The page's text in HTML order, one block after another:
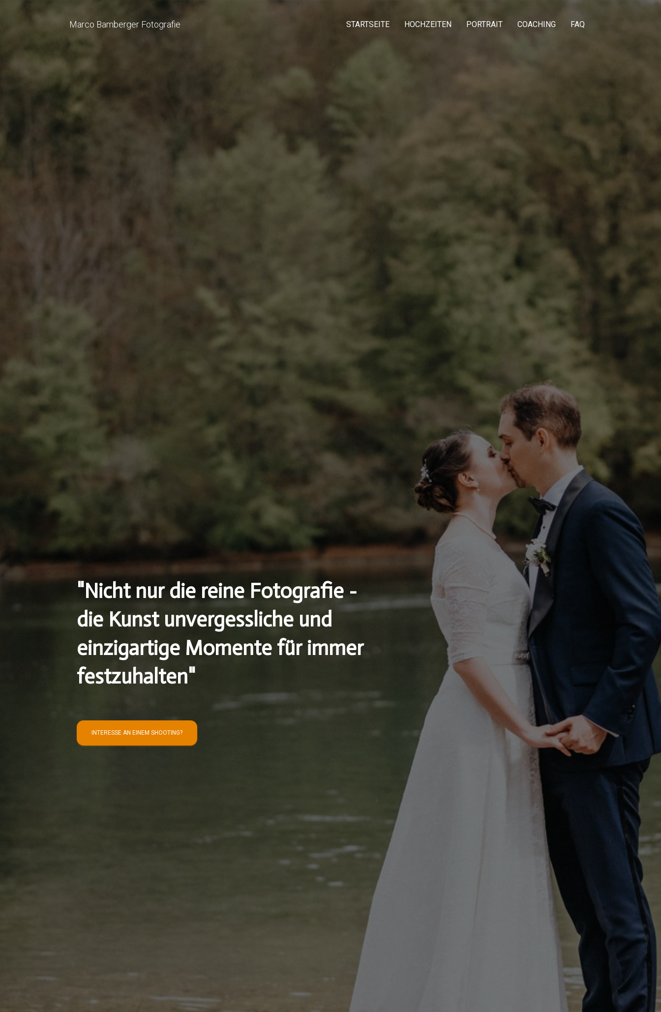
Marco Bamberger Fotografie STARTSEITE HOCHZEITEN PORTRAIT COACHING FAQ
"Nicht nur die reine Fotografie -
die Kunst unvergessliche und
einzigartige Momente für immer
festzuhalten"
INTERESSE AN EINEM SHOOTING?